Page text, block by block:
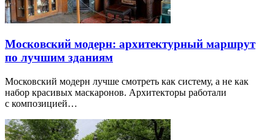
Московский модерн: архитектурный маршрут
по лучшим зданиям
Московский модерн лучше смотреть как систему, а не как
набор красивых маскаронов. Архитекторы работали
с композицией…